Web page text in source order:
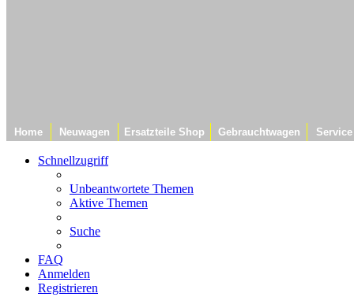
Home Neuwagen Ersatzteile Shop Gebrauchtwagen Service
Schnellzugriff
Unbeantwortete Themen
Aktive Themen
Suche
FAQ
Anmelden
Registrieren